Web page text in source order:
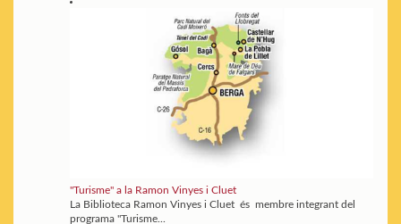
"Turisme" a la Ramon Vinyes i Cluet
La Biblioteca Ramon Vinyes i Cluet és membre integrant del
programa "Turisme...